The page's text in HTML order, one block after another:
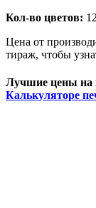
Кол-во цветов:
Цена от
тираж, чтобы
Лучшие цены на
Калькуляторе